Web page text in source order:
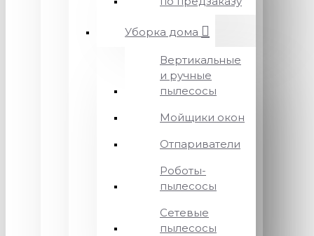
Уборка дома
Вертикальные
и ручные
пылесосы
Мойщики окон
Отпариватели
Роботы-
пылесосы
Сетевые
пылесосы